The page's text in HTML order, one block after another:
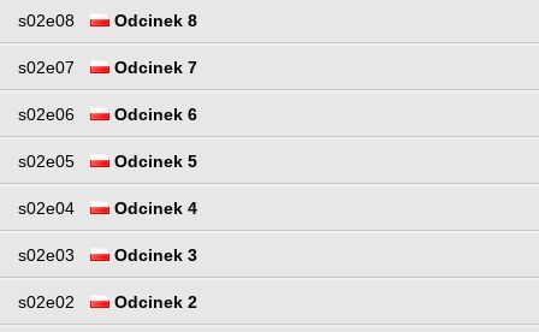
s02e08 Odcinek 8
s02e07 Odcinek 7
s02e06 Odcinek 6
s02e05 Odcinek 5
s02e04 Odcinek 4
s02e03 Odcinek 3
s02e02 Odcinek 2